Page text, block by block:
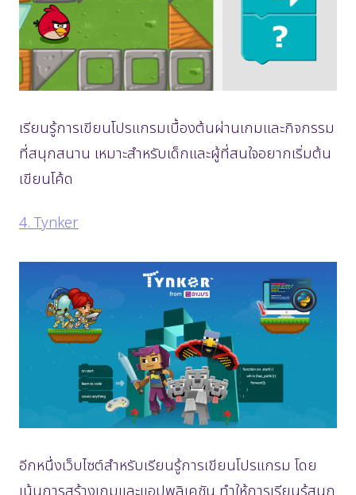
เรียนรู้การเขียนโปรแกรมเบื้องต้นผ่านเกมและกิจกรรม
ที่สนุกสนาน เหมาะสำหรับเด็กและผู้ที่สนใจอยากเริ่มต้น
เขียนโค้ด
4. Tynker
อีกหนึ่งเว็บไซต์สำหรับเรียนรู้การเขียนโปรแกรม โดย